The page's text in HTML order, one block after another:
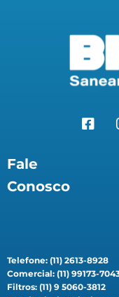
Fale
Conosco
Telefone: (11) 2613-8928
Comercial: (11) 99173-
Filtros: (11) 9 5060-3812